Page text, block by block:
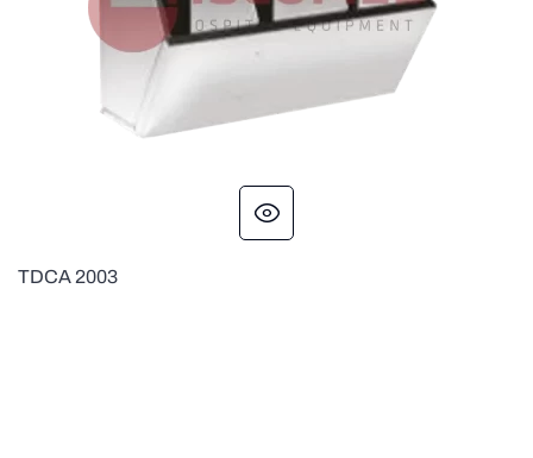
TDCA 2003